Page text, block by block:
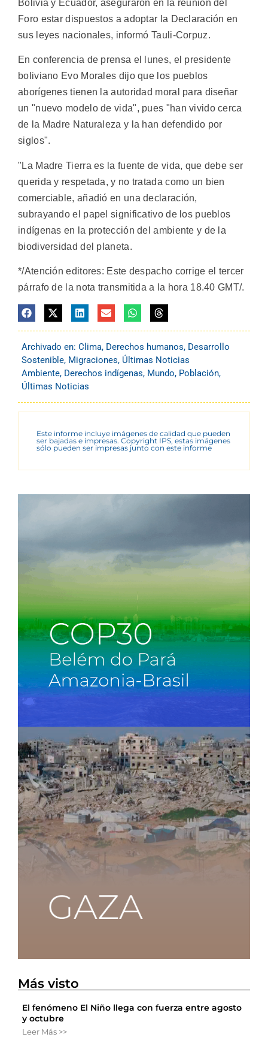
Bolivia y Ecuador, aseguraron en la reunión del
Foro estar dispuestos a adoptar la Declaración en
sus leyes nacionales, informó Tauli-Corpuz.
En conferencia de prensa el lunes, el presidente
boliviano Evo Morales dijo que los pueblos
aborígenes tienen la autoridad moral para diseñar
un "nuevo modelo de vida", pues "han vivido cerca
de la Madre Naturaleza y la han defendido por
siglos".
"La Madre Tierra es la fuente de vida, que debe ser
querida y respetada, y no tratada como un bien
comerciable, añadió en una declaración,
subrayando el papel significativo de los pueblos
indígenas en la protección del ambiente y de la
biodiversidad del planeta.
*/Atención editores: Este despacho corrige el tercer
párrafo de la nota transmitida a la hora 18.40 GMT/.
Archivado en: Clima, Derechos humanos, Desarrollo
Sostenible, Migraciones, Últimas Noticias
Ambiente, Derechos indígenas, Mundo, Población,
Últimas Noticias
Este informe incluye imágenes de calidad que pueden
ser bajadas e impresas. Copyright IPS, estas imágenes
sólo pueden ser impresas junto con este informe
Más visto
El fenómeno El Niño llega con fuerza entre agosto
y octubre
Leer Más >>